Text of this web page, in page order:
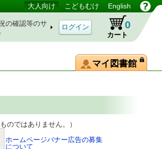
大人向け こどもむけ English
の確認等のサ
カート
0
マイ図書館
ありません。）
ホームページバナー広告の募集
について